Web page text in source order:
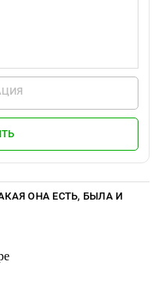
ОНА ЕСТЬ, БЫЛА И